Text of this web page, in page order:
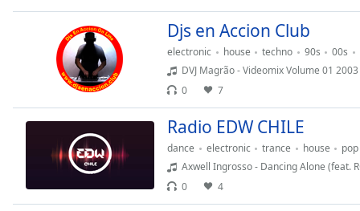
Edge
Modal
Djs en Accion Club
electronic house techno 90s 00s
DVJ Magrão - Videomix Volume 01 2003
0
7
Radio EDW CHILE
dance electronic trance house
pop
Axwell Ingrosso - Dancing Alone (feat.
0
4